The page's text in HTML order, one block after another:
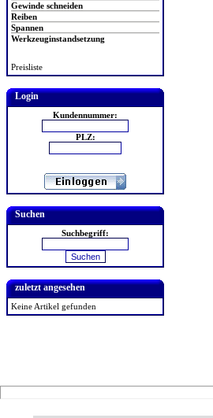
Gewinde schneiden
Reiben
Spannen
Werkzeuginstandsetzung
Preisliste
Login
Kundennummer:
PLZ:
Suchen
Suchbegriff:
zuletzt angesehen
Keine Artikel gefunden